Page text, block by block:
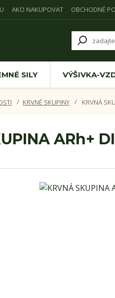
AKO NAKUPOVAT OBCHODNÉ
SILY VÝŠIVKA-
KRVNÉ SKUPINY KRVNÁ
ARh+